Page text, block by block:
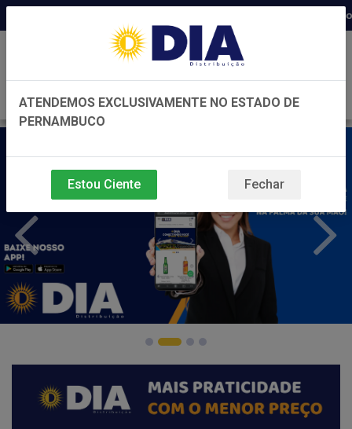
Distribuidora há 22 anos em Pernambuco
ATENDEMOS EXCLUSIVAMENTE NO ESTADO DE
PERNAMBUCO
Estou Ciente Fechar